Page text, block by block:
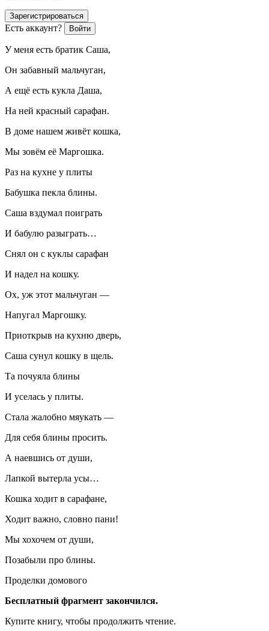
Зарегистрироваться
Есть аккаунт? Войти
У меня есть братик Саша,
Он забавный мальчуган,
А ещё есть кукла Даша,
На ней красный сарафан.
В доме нашем живёт кошка,
Мы зовём её Маргошка.
Раз на кухне у плиты
Бабушка пекла блины.
Саша вздумал поиграть
И бабулю разыграть…
Снял он с куклы сарафан
И надел на кошку.
Ох, уж этот мальчуган —
Напугал Маргошку.
Приоткрыв на кухню дверь,
Саша сунул кошку в щель.
Та почуяла блины
И уселась у плиты.
Стала жалобно мяукать —
Для себя блины просить.
А наевшись от души,
Лапкой вытерла усы…
Кошка ходит в сарафане,
Ходит важно, словно пани!
Мы хохочем от души,
Позабыли про блины.
Проделки домового
Бесплатный фрагмент закончился.
Купите книгу, чтобы продолжить чтение.